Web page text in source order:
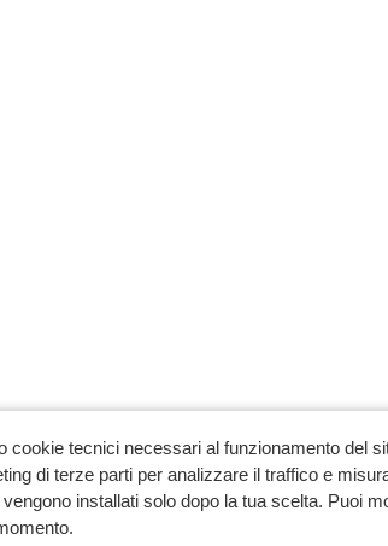
cookie tecnici necessari al funzionamento del
di terze parti per analizzare il traffico e
installati solo dopo la tua scelta. Puoi